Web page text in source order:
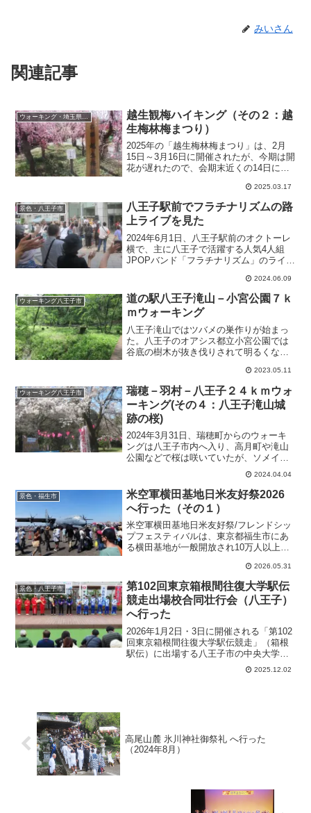
みいさん
関連記事
越生観梅ハイキング（その２：越
生梅林梅まつり）
2025年の「越生梅林梅まつり」は、2月
15日～3月16日に開催されたが、今期は開
花が遅れたので、会期末近くの14日に訪
2025.03.17
景色・八王子市
八王子駅前でフラチナリズムの路
上ライブを見た
2024年6月1日、八王子駅前のオクトーレ
横で、主に八王子で活躍する人気4人組
JPOPバンド「フラチナリズム」のライブ
名入場無料ワンマンライブが開催され
る。
2024.06.09
ウォーキング八王子市
道の駅八王子滝山－小宮公園７ｋ
ｍウォーキング
八王子滝山ではツバメの巣作りが始まっ
た。八王子のオアシス都立小宮公園では
谷底の樹木が抜き伐りされて明るくなっ
2023.05.11
ウォーキング八王子市
瑞穂－羽村－八王子２４ｋｍウォ
ーキング(その４：八王子滝山城
跡の桜)
2024年3月31日、瑞穂町からのウォーキ
ングは八王子市内へ入り、高月町や滝山
公園などで桜は咲いていたが、ソメイヨ
2024.04.04
景色・福生市
米空軍横田基地日米友好祭2026
へ行った（その１）
米空軍横田基地日米友好祭/フレンドシッ
プフェスティバルは、東京都福生市にあ
る横田基地が一般開放され10万人以上が
日(土)と17日(日)に開催され、航空機の地
上展示や米国料理、ステージショーなど
にぎわった。
2026.05.31
景色・八王子市
第102回東京箱根間往復大学駅伝
競走出場校合同壮行会（八王子）
へ行った
2026年1月2日・3日に開催される「第102
回東京箱根間往復大学駅伝競走」（箱根
駅伝）に出場する八王子市の中央大学、
創価大学、帝京大学の３校を激励する合
同壮行会が、2025年11月29日に開催され
2025.12.02
高尾山麓 氷川神社御祭礼 へ行った
（2024年8月）